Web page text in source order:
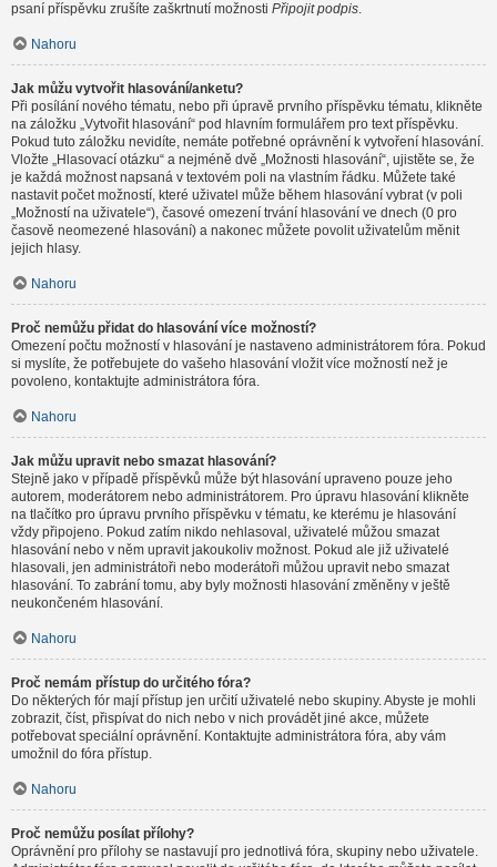
psaní příspěvku zrušíte zaškrtnutí možnosti Připojit podpis.
Nahoru
Jak můžu vytvořit hlasování/anketu?
Při posílání nového tématu, nebo při úpravě prvního příspěvku tématu, klikněte
na záložku „Vytvořit hlasování“ pod hlavním formulářem pro text příspěvku.
Pokud tuto záložku nevidíte, nemáte potřebné oprávnění k vytvoření hlasování.
Vložte „Hlasovací otázku“ a nejméně dvě „Možnosti hlasování“, ujistěte se, že
je každá možnost napsaná v textovém poli na vlastním řádku. Můžete také
nastavit počet možností, které uživatel může během hlasování vybrat (v poli
„Možností na uživatele“), časové omezení trvání hlasování ve dnech (0 pro
časově neomezené hlasování) a nakonec můžete povolit uživatelům měnit
jejich hlasy.
Nahoru
Proč nemůžu přidat do hlasování více možností?
Omezení počtu možností v hlasování je nastaveno administrátorem fóra. Pokud
si myslíte, že potřebujete do vašeho hlasování vložit více možností než je
povoleno, kontaktujte administrátora fóra.
Nahoru
Jak můžu upravit nebo smazat hlasování?
Stejně jako v případě příspěvků může být hlasování upraveno pouze jeho
autorem, moderátorem nebo administrátorem. Pro úpravu hlasování klikněte
na tlačítko pro úpravu prvního příspěvku v tématu, ke kterému je hlasování
vždy připojeno. Pokud zatím nikdo nehlasoval, uživatelé můžou smazat
hlasování nebo v něm upravit jakoukoliv možnost. Pokud ale již uživatelé
hlasovali, jen administrátoři nebo moderátoři můžou upravit nebo smazat
hlasování. To zabrání tomu, aby byly možnosti hlasování změněny v ještě
neukončeném hlasování.
Nahoru
Proč nemám přístup do určitého fóra?
Do některých fór mají přístup jen určití uživatelé nebo skupiny. Abyste je mohli
zobrazit, číst, přispívat do nich nebo v nich provádět jiné akce, můžete
potřebovat speciální oprávnění. Kontaktujte administrátora fóra, aby vám
umožnil do fóra přístup.
Nahoru
Proč nemůžu posílat přílohy?
Oprávnění pro přílohy se nastavují pro jednotlivá fóra, skupiny nebo uživatele.